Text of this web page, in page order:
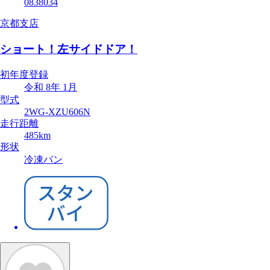
0838034
京都支店
ショート！左サイドドア！
初年度登録
令和 8年 1月
型式
2WG-XZU606N
走行距離
485km
形状
冷凍バン